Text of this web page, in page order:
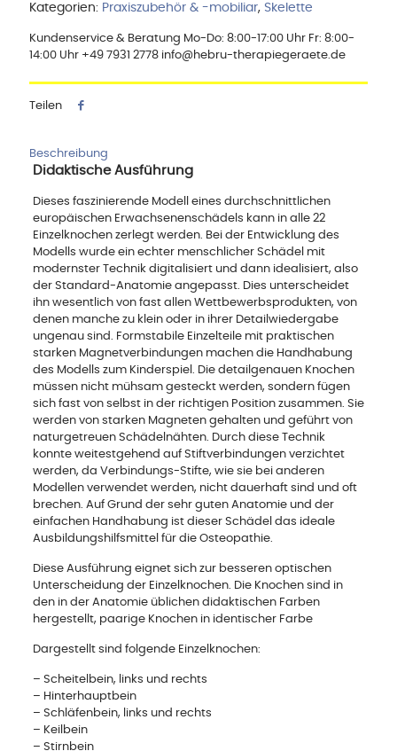
Kategorien: Praxiszubehör & -mobiliar, Skelette
Kundenservice & Beratung Mo-Do: 8:00-17:00 Uhr Fr: 8:00-
14:00 Uhr +49 7931 2778 info@hebru-therapiegeraete.de
Teilen
Beschreibung
Didaktische Ausführung
Dieses faszinierende Modell eines durchschnittlichen
europäischen Erwachsenenschädels kann in alle 22
Einzelknochen zerlegt werden. Bei der Entwicklung des
Modells wurde ein echter menschlicher Schädel mit
modernster Technik digitalisiert und dann idealisiert, also
der Standard-Anatomie angepasst. Dies unterscheidet
ihn wesentlich von fast allen Wettbewerbsprodukten, von
denen manche zu klein oder in ihrer Detailwiedergabe
ungenau sind. Formstabile Einzelteile mit praktischen
starken Magnetverbindungen machen die Handhabung
des Modells zum Kinderspiel. Die detailgenauen Knochen
müssen nicht mühsam gesteckt werden, sondern fügen
sich fast von selbst in der richtigen Position zusammen. Sie
werden von starken Magneten gehalten und geführt von
naturgetreuen Schädelnähten. Durch diese Technik
konnte weitestgehend auf Stiftverbindungen verzichtet
werden, da Verbindungs-Stifte, wie sie bei anderen
Modellen verwendet werden, nicht dauerhaft sind und oft
brechen. Auf Grund der sehr guten Anatomie und der
einfachen Handhabung ist dieser Schädel das ideale
Ausbildungshilfsmittel für die Osteopathie.
Diese Ausführung eignet sich zur besseren optischen
Unterscheidung der Einzelknochen. Die Knochen sind in
den in der Anatomie üblichen didaktischen Farben
hergestellt, paarige Knochen in identischer Farbe
Dargestellt sind folgende Einzelknochen:
– Scheitelbein, links und rechts
– Hinterhauptbein
– Schläfenbein, links und rechts
– Keilbein
– Stirnbein